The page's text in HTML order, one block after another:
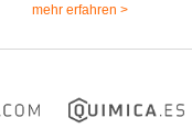
mehr erfahren >